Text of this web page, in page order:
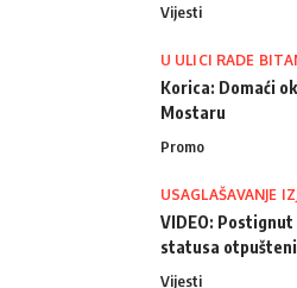
Vijesti
U ULICI RADE
Korica: Domaći
Mostaru
Promo
USAGLAŠAVANJE
VIDEO:
statusa
Vijesti